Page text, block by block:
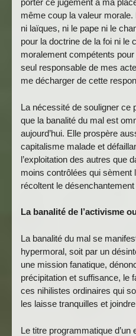
même coup la valeur
ni laïques, ni le pape ni le
pour la doctrine de la foi ni le
moralement compétents
seul responsable de mes
me décharger de cette
La nécessité de souligner ce
que la banalité du mal est
aujourd’hui. Elle prospère
capitalisme malade et
l’exploitation des autres que
moins contrôlées qui sèment
récoltent le désenchantement
La banalité de l’activisme
La banalité du mal se
hypermoral, soit par un
une mission fanatique,
précipitation et suffisance, le
ces nihilistes ordinaires qui
les laisse tranquilles et
Le titre programmatique d’un